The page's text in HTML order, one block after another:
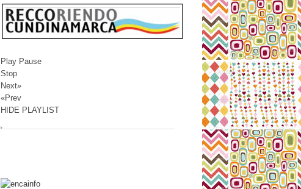
Play Pause
Stop
Next»
«Prev
HIDE PLAYLIST